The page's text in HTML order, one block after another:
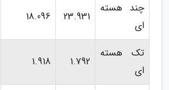
چند هسته
ای
23.931
18.096
تک هسته
ای
1.792
1.918